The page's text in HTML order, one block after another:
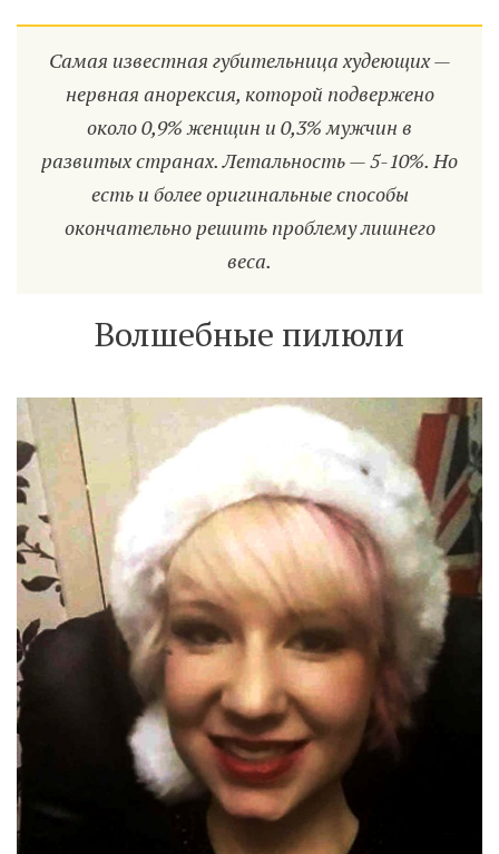
Самая известная губительница худеющих —
нервная анорексия, которой подвержено
около 0,9% женщин и 0,3% мужчин в
развитых странах. Летальность — 5-10%. Но
есть и более оригинальные способы
окончательно решить проблему лишнего
веса.
Волшебные пилюли